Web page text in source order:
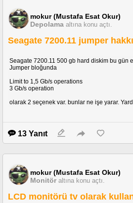
mokur (Mustafa Esat Okur)
Depolama altına konu açtı.
Seagate 7200.11 jumper
Seagate 7200.11 500 gb hard diskim bu gün
Jumper bloğunda
Limit to 1,5 Gb/s operations
3 Gb/s operation
olarak 2 seçenek var. bunlar ne işe yarar.
13 Yanıt
mokur (Mustafa Esat Okur)
Monitör altına konu açtı.
LCD monitörü tv olarak